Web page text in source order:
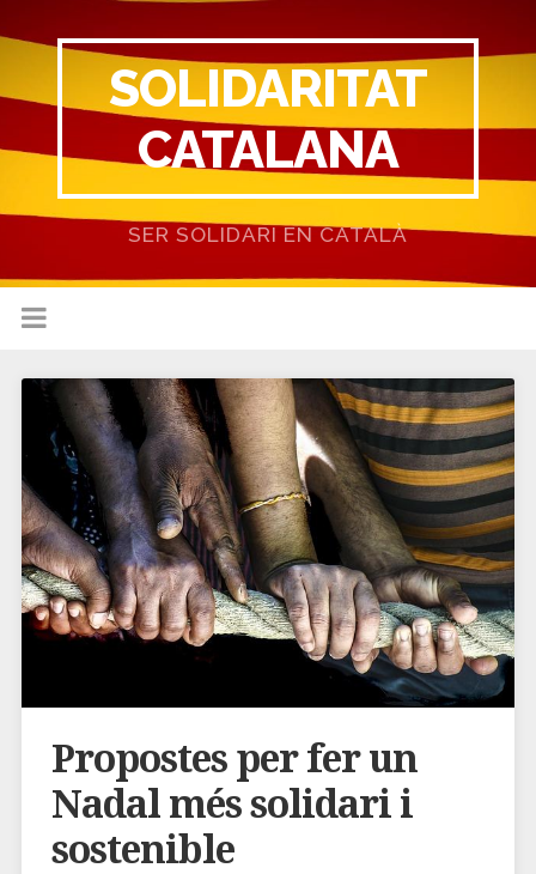
SOLIDARITAT
CATALANA
SER SOLIDARI EN CATALÀ
Propostes per fer un
Nadal més solidari i
sostenible